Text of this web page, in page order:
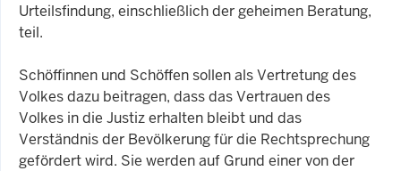
Urteilsfindung, einschließlich der geheimen Beratung,
teil.
Schöffinnen und Schöffen sollen als Vertretung des
Volkes dazu beitragen, dass das Vertrauen des
Volkes in die Justiz erhalten bleibt und das
Verständnis der Bevölkerung für die Rechtsprechung
gefördert wird. Sie werden auf Grund einer von der